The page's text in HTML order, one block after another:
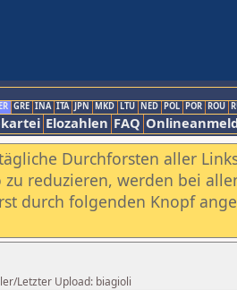
GRE INA ITA JPN MKD LTU NED POL POR ROU
Elozahlen FAQ
Durchforsten aller
reduzieren, werden bei
durch folgenden Knopf
Letzter Upload: biagioli